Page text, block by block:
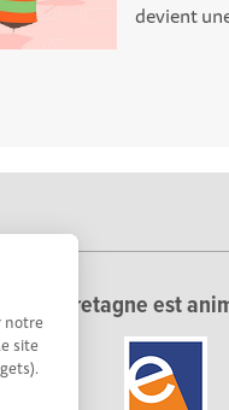
notre
site
devient
Bretagne est